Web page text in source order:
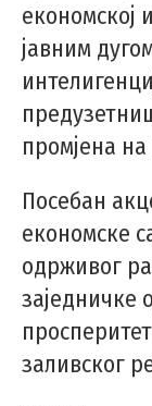
економској
јавним
промјена
Посебан
економске
одрживог
заједничке
заливског